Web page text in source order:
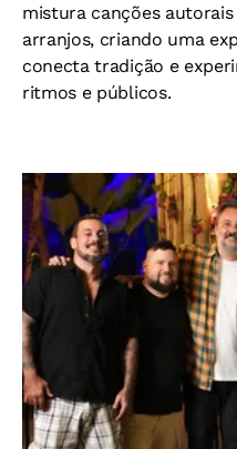
mistura canções
arranjos, criando uma
conecta tradição e
ritmos e públicos.